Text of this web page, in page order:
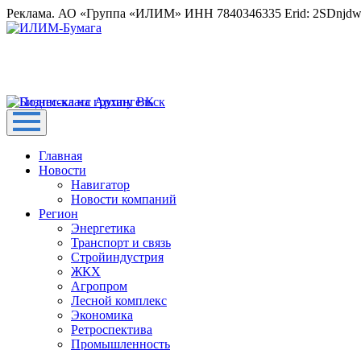
Реклама. АО «Группа «ИЛИМ» ИНН 7840346335 Erid:
Главная
Новости
Навигатор
Новости компаний
Регион
Энергетика
Транспорт и связь
Стройиндустрия
ЖКХ
Агропром
Лесной комплекс
Экономика
Ретроспектива
Промышленность